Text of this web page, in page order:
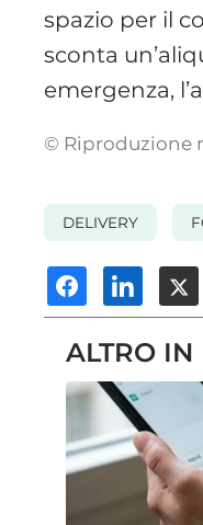
spazio per il
sconta
emergenza,
© Riproduzione
DELIVERY
ALTRO IN